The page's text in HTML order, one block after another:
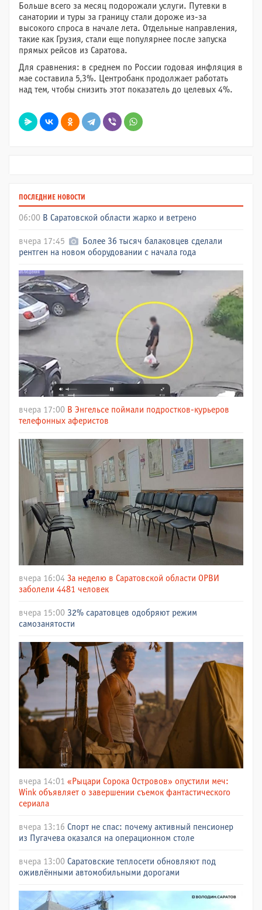
Больше всего за месяц подорожали услуги. Путевки в
санатории и туры за границу стали дороже из-за
высокого спроса в начале лета. Отдельные направления,
такие как Грузия, стали еще популярнее после запуска
прямых рейсов из Саратова.
Для сравнения: в среднем по России годовая инфляция в
мае составила 5,3%. Центробанк продолжает работать
над тем, чтобы снизить этот показатель до целевых 4%.
ПОСЛЕДНИЕ НОВОСТИ
06:00 В Саратовской области жарко и ветрено
вчера 17:45
Более 36 тысяч балаковцев сделали
рентген на новом оборудовании с начала года
вчера 17:00 В Энгельсе поймали подростков-курьеров
телефонных аферистов
вчера 16:04 За неделю в Саратовской области ОРВИ
заболели 4481 человек
вчера 15:00 32% саратовцев одобряют режим
самозанятости
вчера 14:01 «Рыцари Сорока Островов» опустили меч:
Wink объявляет о завершении съемок фантастического
сериала
вчера 13:16 Спорт не спас: почему активный пенсионер
из Пугачева оказался на операционном столе
вчера 13:00 Саратовские теплосети обновляют под
оживлёнными автомобильными дорогами